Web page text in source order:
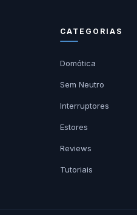
CATEGORIAS
Domótica
Sem Neutro
Interruptores
Estores
Reviews
Tutoriais